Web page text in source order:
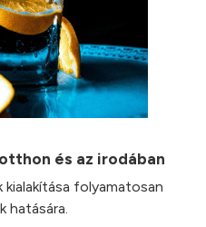
és az irodában
folyamatosan
hatására.